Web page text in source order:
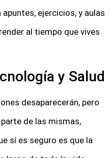
ejercicios, y aulas
al tiempo que vives
y Salud
desaparecerán, pero
de las mismas,
sí es seguro es que la